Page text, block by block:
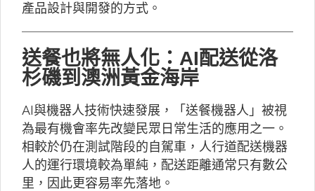
產品設計與開發的方式。
送餐也將無人化：AI配送從洛
杉磯到澳洲黃金海岸
AI與機器人技術快速發展，「送餐機器人」被視
為最有機會率先改變民眾日常生活的應用之一。
相較於仍在測試階段的自駕車，人行道配送機器
人的運行環境較為單純，配送距離通常只有數公
里，因此更容易率先落地。